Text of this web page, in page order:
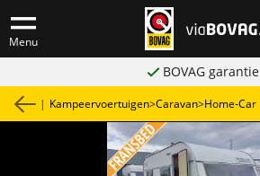
Menu
BOVAG garantie
| Kampeervoertuigen>Caravan>Home-Car